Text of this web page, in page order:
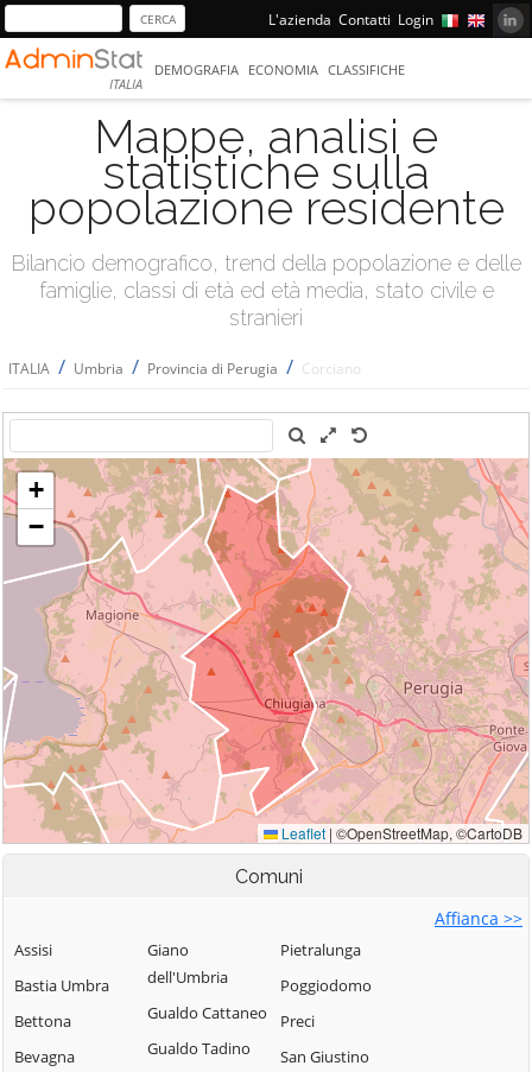
L'azienda Contatti Login
ITALIA
DEMOGRAFIA ECONOMIA CLASSIFICHE
Mappe, analisi e
statistiche sulla
popolazione residente
Bilancio demografico, trend della popolazione e delle
famiglie, classi di età ed età media, stato civile e
stranieri
ITALIA / Umbria / Provincia di Perugia / Corciano
Comuni
Affianca >>
Assisi
Bastia Umbra
Bettona
Bevagna
Giano
dell'Umbria
Gualdo Cattaneo
Gualdo Tadino
Pietralunga
Poggiodomo
Preci
San Giustino